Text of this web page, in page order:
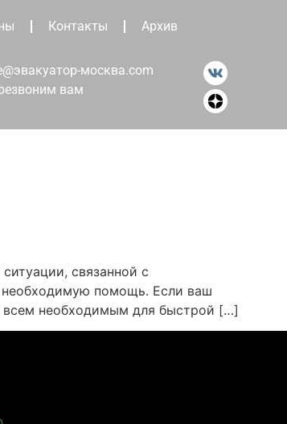
Контакты Архив
москва.com
вам
связанной с
необходимую помощь. Если ваш
всем необходимым для быстрой […]